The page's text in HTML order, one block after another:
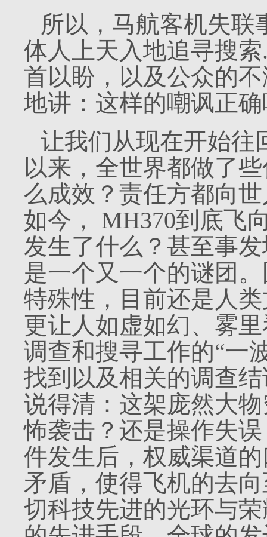
所以，马航客机失联
体人上天入地追寻搜索
首以盼，以及公众的
地讲：这样的嘲讽正
让我们从现在开始往
以来，全世界都做了
么成效？责任方都向
如今，
MH370到底飞
发生了什么？甚至事
是一个又一个的谜团
特殊性，目前还是人
更让人如虚如幻、雾
调查和搜寻工作的“一
找到以及相关的调查
说得清：这架庞然大
怖袭击？还是操作失
件发生后，权威渠道
矛盾，使得飞机的去
切科技先进的光环与